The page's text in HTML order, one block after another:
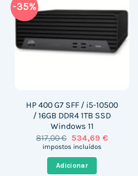
-35%
HP 400 G7 SFF / i5-10500
/ 16GB DDR4 1TB SSD
Windows 11
817,00€ O
preço
era:
817,00 €.
534,69 €O
impostos incluídos
Adicionar